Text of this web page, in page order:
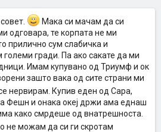
Мака си мачам да си
одговара, те корпата не ми
прилично сум слабичка и
гради. Па ако сакате да ми
Имам купувано од Триумф и ок
зашто вака од сите страни ми
нервирам. Купив еден од Сара,
Фешн и онака океј држи ама еднаш
како смрдеше од внатрешноста.
не можам да си ги скротам